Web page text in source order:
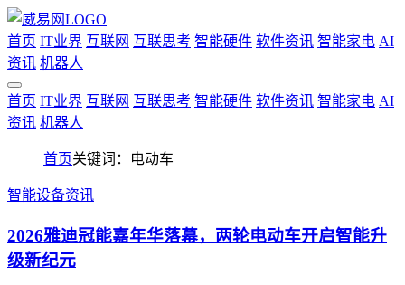
首页 IT业界 互联网 互联思考 智能硬件 软件资讯 智能家电 AI
资讯 机器人
首页 IT业界 互联网 互联思考 智能硬件 软件资讯 智能家电 AI
资讯 机器人
首页关键词：电动车
智能设备资讯
2026雅迪冠能嘉年华落幕，两轮电动车开启智能升
级新纪元